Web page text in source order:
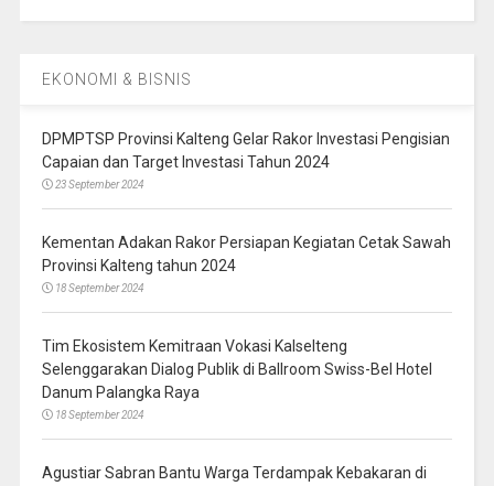
EKONOMI & BISNIS
DPMPTSP Provinsi Kalteng Gelar Rakor Investasi Pengisian
Capaian dan Target Investasi Tahun 2024
23 September 2024
Kementan Adakan Rakor Persiapan Kegiatan Cetak Sawah
Provinsi Kalteng tahun 2024
18 September 2024
Tim Ekosistem Kemitraan Vokasi Kalselteng
Selenggarakan Dialog Publik di Ballroom Swiss-Bel Hotel
Danum Palangka Raya
18 September 2024
Agustiar Sabran Bantu Warga Terdampak Kebakaran di